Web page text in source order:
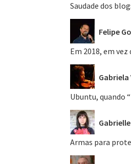
Saudade dos
Felipe
Em 2018, em
Ubuntu, quando
Armas para